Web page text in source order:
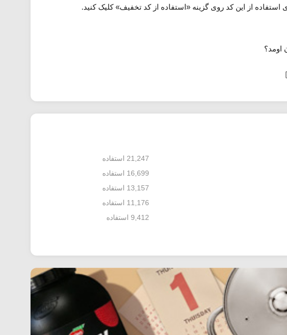
از این کد روی گزینه «استفاده از کد تخفیف» کلیک کنید.
اومد؟
21,247 استفاده
16,699 استفاده
13,157 استفاده
11,176 استفاده
9,412 استفاده